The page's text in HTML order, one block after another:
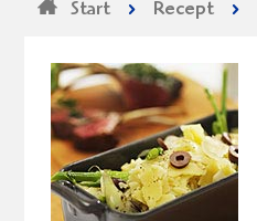
Start Recept